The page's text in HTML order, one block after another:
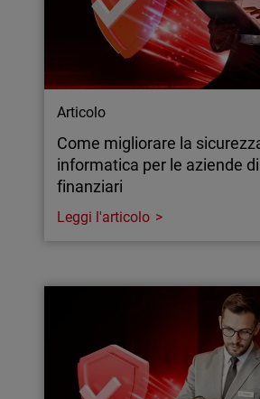
Articolo
Come migliorare la
informatica per le aziende
finanziari
Leggi l'articolo